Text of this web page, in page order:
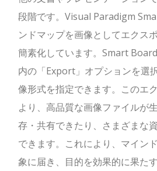
段階です。Visual Paradigm
ンドマップを画像としてエクス
簡素化しています。Smart
内の「Export」オプションを選
像形式を指定できます。このエ
より、高品質な画像ファイルが
存・共有できたり、さまざまな
できます。これにより、マイン
象に届き、目的を効果的に果た